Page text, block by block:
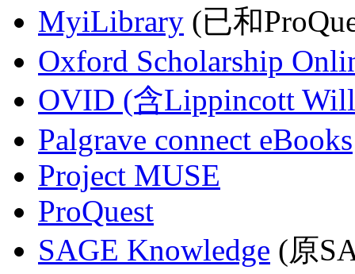
MyiLibrary (已和
Oxford Scholarship
OVID (含Lippincott
Palgrave connect eBooks
Project MUSE
ProQuest
SAGE Knowledge (原